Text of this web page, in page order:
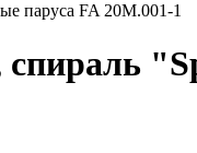
паруса FA 20М.001-1
спираль